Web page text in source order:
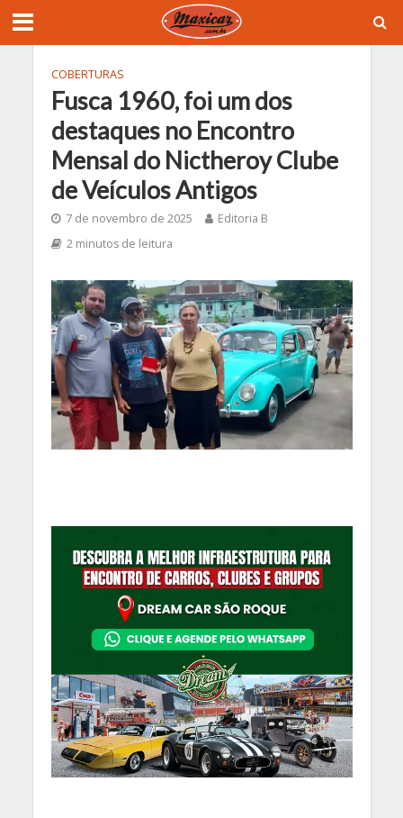
COBERTURAS
Fusca 1960, foi um dos
destaques no Encontro
Mensal do Nictheroy Clube
de Veículos Antigos
7 de novembro de 2025
Editoria B
2 minutos de leitura